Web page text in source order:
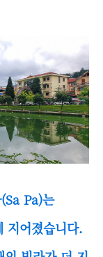
Pa)는
지어졌습니다.